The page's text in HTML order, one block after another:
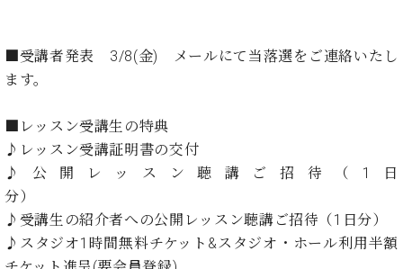
ン
ト
ア
プ
ラ
音
楽
室
ご
愛
者
の
音
教
室
長
拶
展
情
ホー
ル・
スタ
■受講者発表 3/8(金) メールにて当落選をご連絡いたし
ます。
■レッスン受講生の特典
♪レッスン受講証明書の交付
♪公開レッスン聴講ご招待（1日
分）
♪受講生の紹介者への公開レッスン聴講ご招待（1日分）
♪スタジオ1時間無料チケット&スタジオ・ホール利用半額